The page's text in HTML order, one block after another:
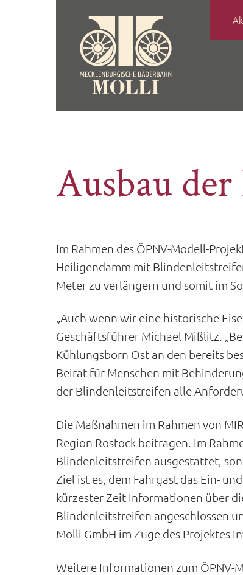
Ausbau
Im Rahmen des ÖPNV-Modell-
Heiligendamm mit
Meter zu verlängern und somit im
„Auch wenn wir eine historische
Geschäftsführer Michael Mißlitz.
Kühlungsborn Ost an den bereits
Beirat für Menschen mit
der Blindenleitstreifen alle
Die Maßnahmen im Rahmen von
Region Rostock beitragen. Im
Blindenleitstreifen ausgestattet,
Ziel ist es, dem Fahrgast das Ein-
kürzester Zeit Informationen über
Blindenleitstreifen angeschlossen
Molli GmbH im Zuge des Projektes
Weitere Informationen zum ÖPNV-